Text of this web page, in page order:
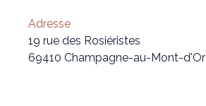
Adresse
19 rue des Rosiéristes
69410 Champagne-au-Mont-d'Or